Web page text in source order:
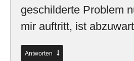
geschilderte Problem
mir auftritt, ist
Antworten